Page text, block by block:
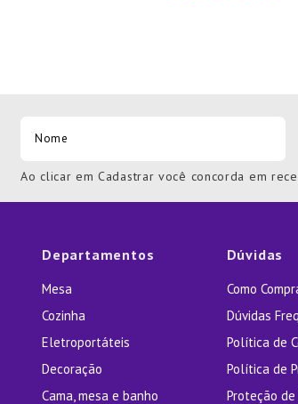
Ao clicar em Cadastrar você concorda em
Departamentos
Mesa
Cozinha
Eletroportáteis
Decoração
Cama, mesa e banho
Dúvidas
Como
Dúvidas
Política de
Política de
Proteção